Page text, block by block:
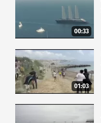
00:33
01:03